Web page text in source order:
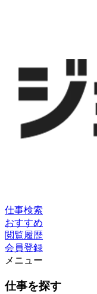
仕事検索
おすすめ
閲覧履歴
会員登録
メニュー
仕事を探す